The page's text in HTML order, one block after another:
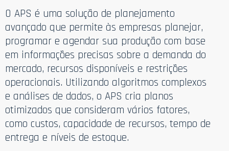
O APS é uma solução de planejamento
avançado que permite às empresas planejar,
programar e agendar sua produção com base
em informações precisas sobre a demanda do
mercado, recursos disponíveis e restrições
operacionais. Utilizando algoritmos complexos
e análises de dados, o APS cria planos
otimizados que consideram vários fatores,
como custos, capacidade de recursos, tempo de
entrega e níveis de estoque.